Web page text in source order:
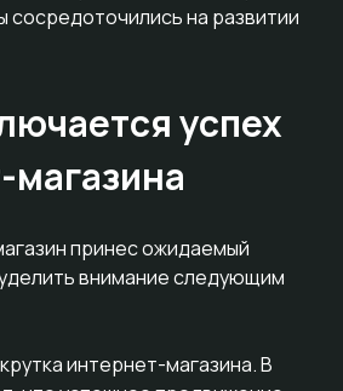
сосредоточились на развитии
успех
магазина
принес ожидаемый
внимание следующим
интернет-магазина. В